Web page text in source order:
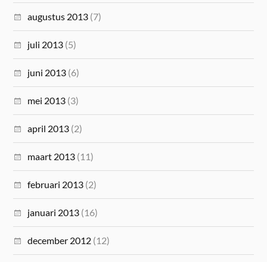
augustus 2013 (7)
juli 2013 (5)
juni 2013 (6)
mei 2013 (3)
april 2013 (2)
maart 2013 (11)
februari 2013 (2)
januari 2013 (16)
december 2012 (12)